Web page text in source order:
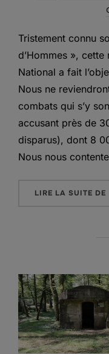
Tristement connu
d’Hommes »,
National a fait
Nous ne
combats qui s’y
accusant près de
disparus), dont 8
Nous nous
LIRE LA SUITE DE